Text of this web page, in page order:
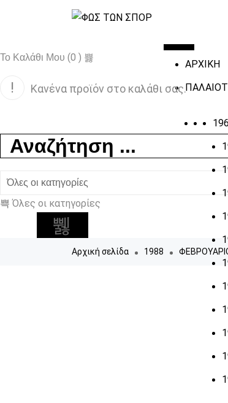
ΑΡΧΙΚΗ
Το Καλάθι Μου (0 )
Κανένα προϊόν στο καλάθι σας.
Όλες οι κατηγορίες
Αρχική σελίδα 1988